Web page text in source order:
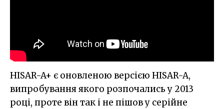
HISAR-A+ є оновленою версією HISAR-A,
випробування якого розпочались у 2013
році, проте він так і не пішов у серійне